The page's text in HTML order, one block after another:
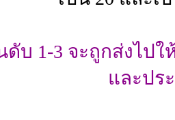
บ 1-3 จะถูกส่งไปใ
และปร